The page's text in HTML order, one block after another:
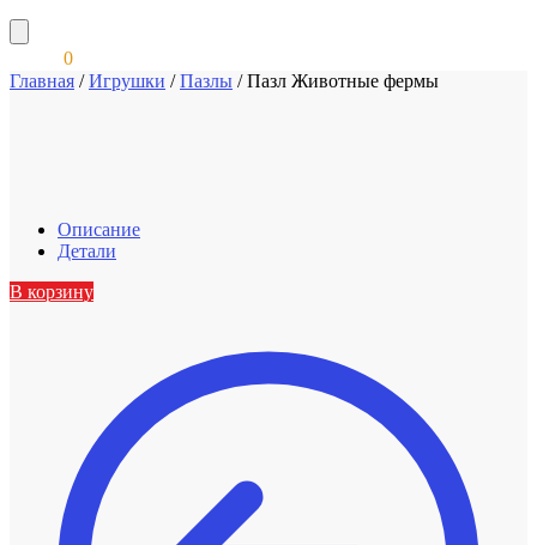
0
Главная /Игрушки /Пазлы /Пазл Животные фермы
Описание
Детали
В корзину